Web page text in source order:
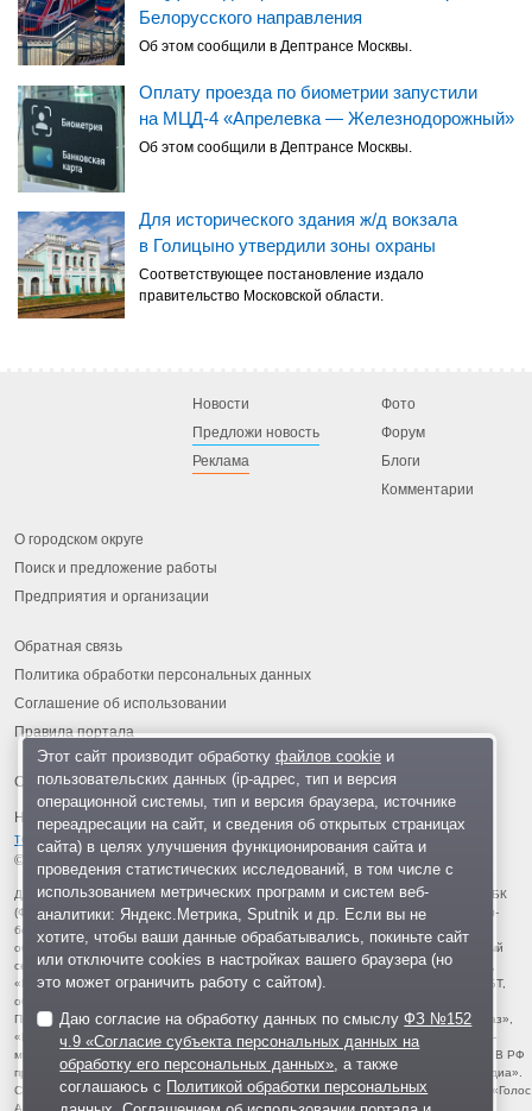
Белорусского направления
Об этом сообщили в Дептрансе Москвы.
Оплату проезда по биометрии запустили
на МЦД-4 «Апрелевка — Железнодорожный»
Об этом сообщили в Дептрансе Москвы.
Для исторического здания ж/д вокзала
в Голицыно утвердили зоны охраны
Соответствующее постановление издало
правительство Московской области.
Новости
Предложи новость
Реклама
Фото
Форум
Блоги
Комментарии
О городском округе
Поиск и предложение работы
Предприятия и организации
Обратная связь
Политика обработки персональных данных
Соглашение об использовании
Правила портала
На информационном ресурсе применяются рекомендательные
технологии
© 2013-2026 «ОИНФО»,
сделано в Одинцово
Для читателей: В России признаны экстремистскими и запрещены организации ФБК
(Фонд борьбы с коррупцией, признан иноагентом), Штабы Навального, «Национал-
большевистская партия», «Свидетели Иеговы», «Армия воли народа», «Русский
общенациональный союз», «Движение против нелегальной иммиграции», «Правый
сектор», УНА-УНСО, УПА, «Тризуб им. Степана Бандеры», «Мизантропик дивижн»,
«Меджлис крымскотатарского народа», движение «Артподготовка», движение ЛГБТ,
общероссийская политическая партия «Воля», АУЕ, батальоны «Азов» и «Айдар».
Признаны террористическими и запрещены: «Движение Талибан», «Имарат Кавказ»,
«Исламское государство» (ИГ, ИГИЛ), Джебхад-ан-Нусра, «АУМ Синрике», «Братья-
мусульмане», «Аль-Каида в странах исламского Магриба», «Сеть», «Колумбайн». В РФ
признана нежелательной деятельность «Открытой России», издания «Проект Медиа».
СМИ-иноагентами признаны: телеканал «Дождь», «Медуза», «Важные истории», «Голос
Этот сайт производит обработку файлов cookieи
пользовательских данных (ip-адрес, тип и версия
операционной системы, тип и версия браузера, источнике
переадресации на сайт, и сведения об открытых страницах
сайта) в целях улучшения функционирования сайта и
проведения статистических исследований, в том числе с
использованием метрических программ и систем веб-
аналитики: Яндекс.Метрика, Sputnik и др. Если вы не
хотите, чтобы ваши данные обрабатывались, покиньте сайт
или отключите cookies в настройках вашего браузера (но
это может ограничить работу с сайтом).
Даю согласие на обработку данных по смыслуФЗ №152
ч.9 «Согласие субъекта персональных данных на
обработку его персональных данных» , а также
соглашаюсь с Политикой обработки персональных